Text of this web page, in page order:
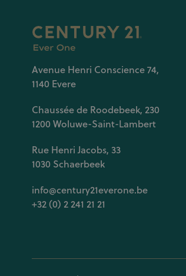
Avenue Henri Conscience 74,
1140 Evere
Chaussée de Roodebeek, 230
1200 Woluwe-Saint-Lambert
Rue Henri Jacobs, 33
1030 Schaerbeek
info@century21everone.be
+32 (0) 2 241 21 21